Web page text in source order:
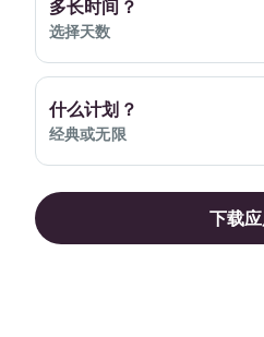
多长时间？
选择天数
什么计划？
经典或无限
下载应